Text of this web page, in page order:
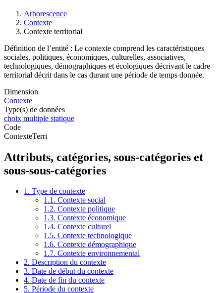
Arborescence
Contexte
Contexte territorial
Définition de l’entité : Le contexte comprend les caractéristiques
sociales, politiques, économiques, culturelles, associatives,
technologiques, démographiques et écologiques décrivant le cadre
territorial décrit dans le cas durant une période de temps donnée.
Dimension
Contexte
Type(s) de données
choix multiple statique
Code
ContexteTerri
Attributs, catégories, sous-catégories et
sous-sous-catégories
1. Type de contexte
1.1. Contexte social
1.2. Contexte politique
1.3. Contexte économique
1.4. Contexte culturel
1.5. Contexte technologique
1.6. Contexte démographique
1.7. Contexte environnemental
2. Description du contexte
3. Date de début du contexte
4. Date de fin du contexte
5. Période du contexte